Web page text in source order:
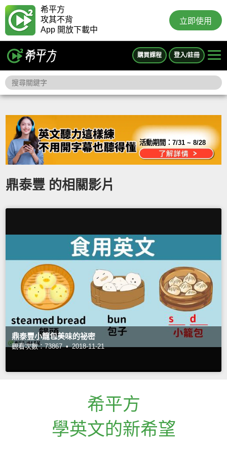
希平方
攻其不背
App 開放下載中
立即使用
購買課程 登入/註冊
活動期間：7/31 ~ 8/28
鼎泰豐 的相關影片
鼎泰豐小籠包美味的祕密
觀看次數：73867 • 2018-11-21
希平方
學英文的新希望